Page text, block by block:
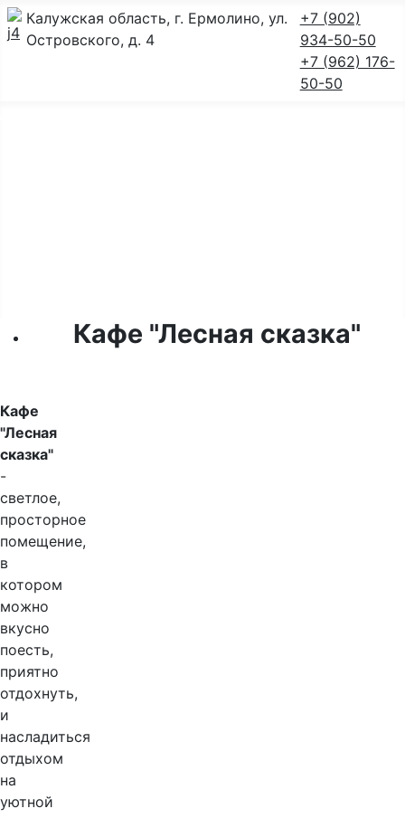
Калужская область, г. Ермолино, ул.
Островского, д. 4
+7 (902)
934-50-50
+7 (962) 176-
50-50
Кафе "Лесная сказка"
Кафе
"Лесная
сказка"
-
светлое,
просторное
помещение,
в
котором
можно
вкусно
поесть,
приятно
отдохнуть,
и
насладиться
отдыхом
на
уютной